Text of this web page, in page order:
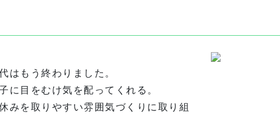
はもう終わりました。
に目をむけ気を配ってくれる。
みを取りやすい雰囲気づくりに取り組